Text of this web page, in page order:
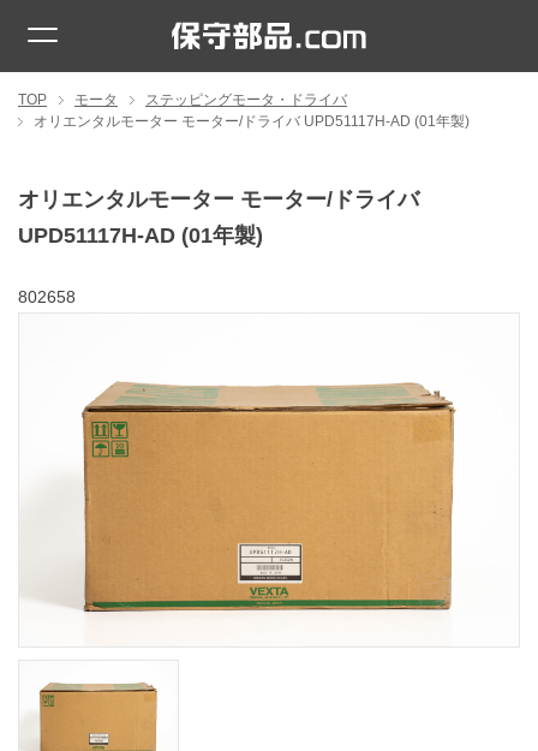
TOP モータ
ステッピングモータ・ドライバ
オリエンタルモーター モーター/ドライバ UPD51117H-AD (01年製)
オリエンタルモーター モーター/ドライバ
UPD51117H-AD (01年製)
802658